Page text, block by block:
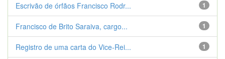
1
Escrivão de órfãos Francisco Rodr...
1
Francisco de Brito Saraiva, cargo...
1
Registro de uma carta do Vice-Rei...